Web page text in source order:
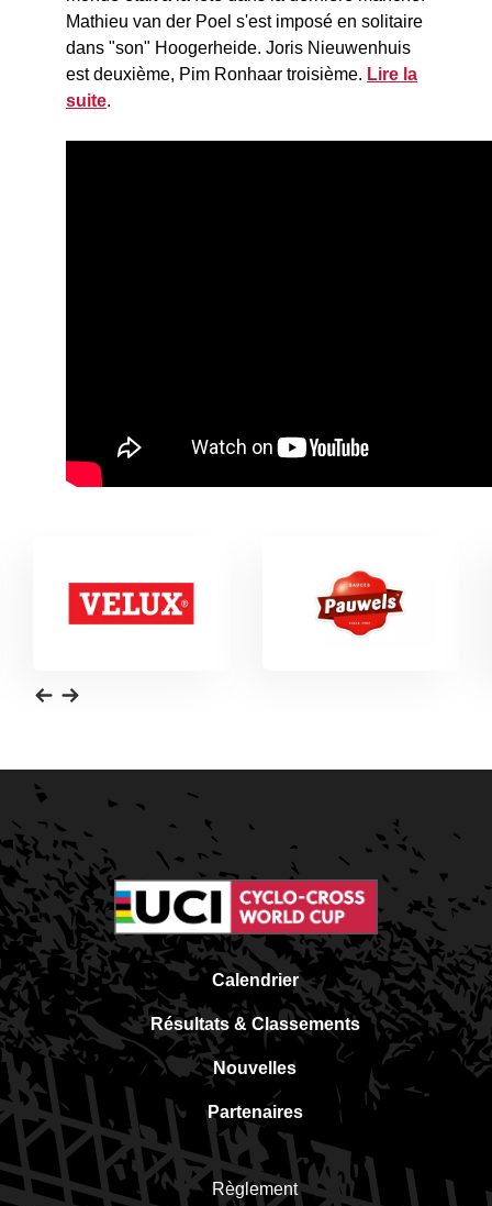
Mathieu van der Poel s'est imposé en solitaire
dans "son" Hoogerheide. Joris Nieuwenhuis
est deuxième, Pim Ronhaar troisième. Lire la
suite.
Calendrier
Résultats & Classements
Nouvelles
Partenaires
Règlement